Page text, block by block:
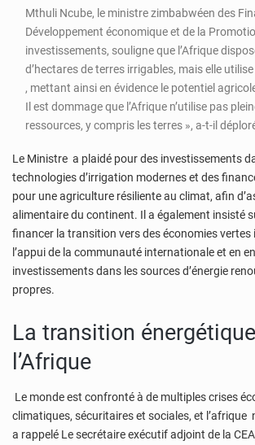
Mthuli Ncube, le ministre zimbabwéen des
Développement économique et de la
investissements, souligne que l’Afrique
d’hectares de terres irrigables, mais elle
, mettant ainsi en évidence le potentiel
Il est dommage que l’Afrique n’utilise pas
ressources, y compris les terres », a-t-il
Le Ministre a plaidé pour des investissements
technologies d’irrigation modernes et des
pour une agriculture résiliente au climat, afin
alimentaire du continent. Il a également insisté
financer la transition vers des économies vertes
l’appui de la communauté internationale et en
investissements dans les sources d’énergie
propres.
La transition
l’Afrique
Le monde est confronté à de multiples crises
climatiques, sécuritaires et sociales, et l’afrique
a rappelé Le secrétaire exécutif adjoint de la